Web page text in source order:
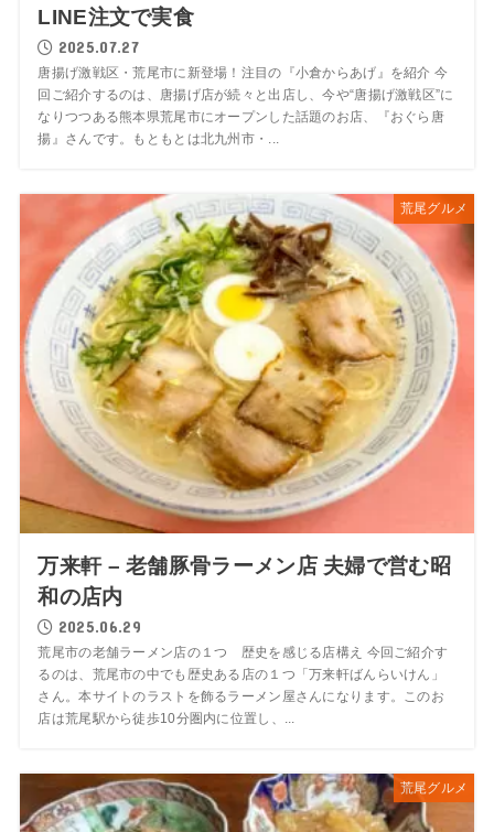
LINE注文で実食
2025.07.27
唐揚げ激戦区・荒尾市に新登場！注目の『小倉からあげ』を紹介 今
回ご紹介するのは、唐揚げ店が続々と出店し、今や“唐揚げ激戦区”に
なりつつある熊本県荒尾市にオープンした話題のお店、『おぐら唐
揚』さんです。もともとは北九州市・...
荒尾グルメ
万来軒 – 老舗豚骨ラーメン店 夫婦で営む昭
和の店内
2025.06.29
荒尾市の老舗ラーメン店の１つ 歴史を感じる店構え 今回ご紹介す
るのは、荒尾市の中でも歴史ある店の１つ「万来軒ばんらいけん」
さん。本サイトのラストを飾るラーメン屋さんになります。このお
店は荒尾駅から徒歩10分圏内に位置し、...
荒尾グルメ